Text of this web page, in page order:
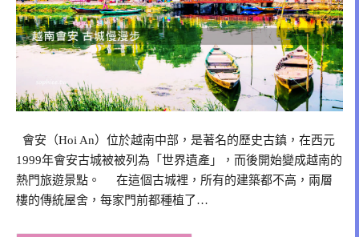
會安（Hoi An）位於越南中部，是著名的歷史古鎮，在西元
1999年會安古城被被列為「世界遺產」，而後開始變成越南的
熱門旅遊景點。 在這個古城裡，所有的建築都不高，兩層
樓的傳統屋舍，每家門前都種植了…